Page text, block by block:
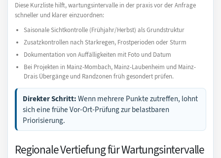
Diese Kurzliste hilft, wartungsintervalle in der praxis vor der Anfrage
schneller und klarer einzuordnen:
Saisonale Sichtkontrolle (Frühjahr/Herbst) als Grundstruktur
Zusatzkontrollen nach Starkregen, Frostperioden oder Sturm
Dokumentation von Auffälligkeiten mit Foto und Datum
Bei Projekten in Mainz-Mombach, Mainz-Laubenheim und Mainz-
Drais Übergänge und Randzonen früh gesondert prüfen.
Direkter Schritt: Wenn mehrere Punkte zutreffen, lohnt
sich eine frühe Vor-Ort-Prüfung zur belastbaren
Priorisierung.
Regionale Vertiefung für Wartungsintervalle